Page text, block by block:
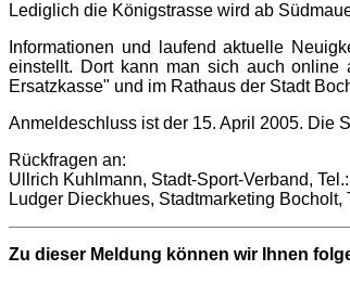
Lediglich die Königstrasse wird ab
Informationen und laufend aktuelle
einstellt. Dort kann man sich auch online
Ersatzkasse" und im Rathaus der Stadt
Anmeldeschluss ist der 15. April 2005. Die
Rückfragen an:
Ullrich Kuhlmann, Stadt-Sport-Verband,
Ludger Dieckhues, Stadtmarketing Bocholt,
Zu dieser Meldung können wir Ihnen